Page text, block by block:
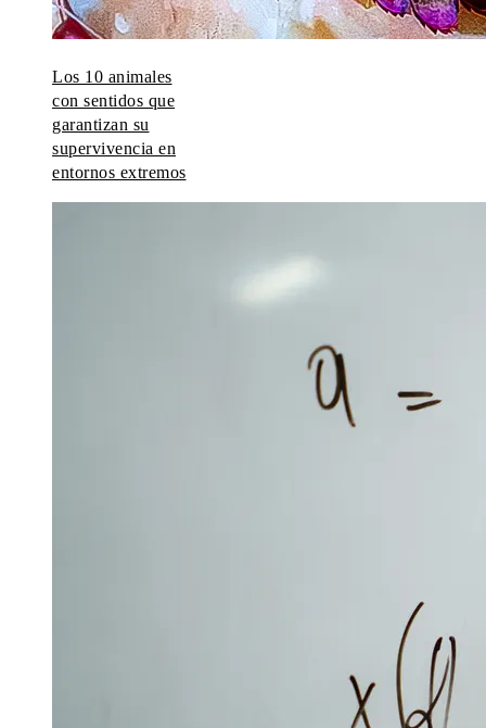
Los 10 animales
con sentidos que
garantizan su
supervivencia en
entornos extremos